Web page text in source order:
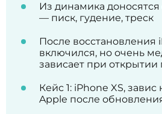
Из динамика
— писк, гудение, треск
После восстановления
включился, но очень
зависает при
Кейс 1: iPhone XS, завис
Apple после